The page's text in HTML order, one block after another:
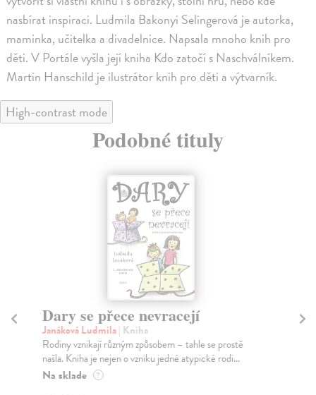
nasbírat inspiraci. Ludmila Bakonyi Selingerová je autorka,
maminka, učitelka a divadelnice. Napsala mnoho knih pro
děti. V Portále vyšla její kniha Kdo zatočí s Naschválníkem.
Martin Hanschild je ilustrátor knih pro děti a výtvarník.
High-contrast mode
Podobné tituly
Dary se přece nevracejí
Janáková Ludmila| Kniha
Rodiny vznikají různým způsobem – tahle se prostě
našla. Kniha je nejen o vzniku jedné atypické rodi...
Na sklade ?